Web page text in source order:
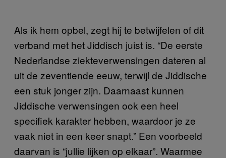
Als ik hem opbel, zegt hij te betwijfelen of dit
verband met het Jiddisch juist is. “De eerste
Nederlandse ziekteverwensingen dateren al
uit de zeventiende eeuw, terwijl de Jiddische
een stuk jonger zijn. Daarnaast kunnen
Jiddische verwensingen ook een heel
specifiek karakter hebben, waardoor je ze
vaak niet in een keer snapt.” Een voorbeeld
daarvan is “jullie lijken op elkaar”. Waarmee